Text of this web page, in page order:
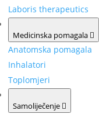
Laboris therapeutics
Medicinska pomagala
Anatomska pomagala
Inhalatori
Toplomjeri
Samoliječenje